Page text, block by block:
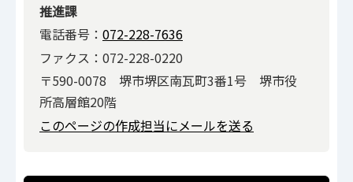
推進課
電話番号： 072-228-7636
ファクス：072-228-0220
〒590-0078 堺市堺区南瓦町3番1号 堺市役
所高層館20階
このページの作成担当にメールを送る